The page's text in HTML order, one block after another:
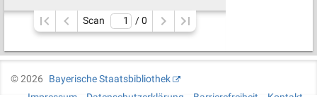
Scan / 0
©2026
Bayerische Staatsbibliothek